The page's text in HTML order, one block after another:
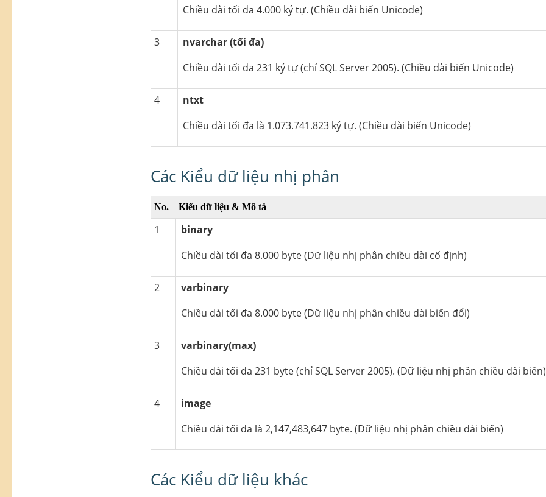
Chiều dài tối đa 4.000 ký tự. (Chiều dài biến Unicode)
3
nvarchar (tối đa)
Chiều dài tối đa 231 ký tự (chỉ SQL Server 2005). (Chiều dài biến Unicode)
4
ntxt
Chiều dài tối đa là 1.073.741.823 ký tự. (Chiều dài biến Unicode)
Các Kiểu dữ liệu nhị phân
No. Kiểu dữ liệu & Mô tả
1
binary
Chiều dài tối đa 8.000 byte (Dữ liệu nhị phân chiều dài cố định)
2
varbinary
Chiều dài tối đa 8.000 byte (Dữ liệu nhị phân chiều dài biến đổi)
3
varbinary(max)
Chiều dài tối đa 231 byte (chỉ SQL Server 2005). (Dữ liệu nhị phân chiều dài biến)
4
image
Chiều dài tối đa là 2,147,483,647 byte. (Dữ liệu nhị phân chiều dài biến)
Các Kiểu dữ liệu khác